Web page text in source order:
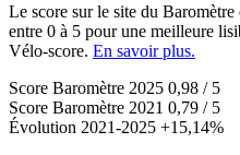
Le score sur le site du
entre 0 à 5 pour une meilleure
Vélo-score. En savoir plus.
Score Baromètre 2025 0,98 / 5
Score Baromètre 2021 0,79 / 5
Évolution 2021-2025 +15,14%